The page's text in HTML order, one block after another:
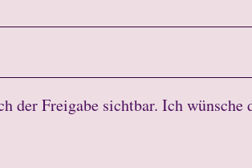
der Freigabe sichtbar. Ich wünsche